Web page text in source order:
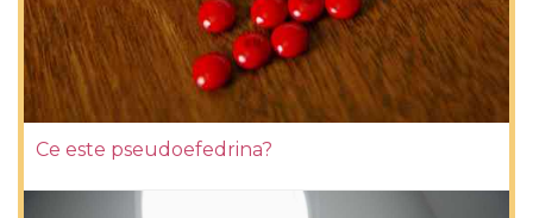
Ce este pseudoefedrina?